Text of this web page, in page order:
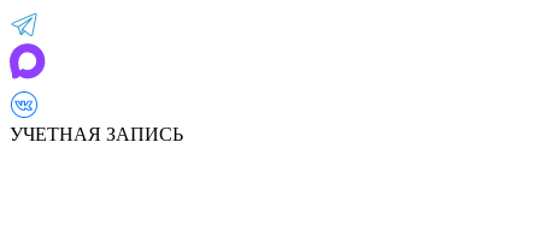
УЧЕТНАЯ ЗАПИСЬ